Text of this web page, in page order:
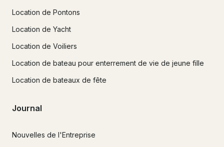
Location de Pontons
Location de Yacht
Location de Voiliers
Location de bateau pour enterrement de vie de jeune fille
Location de bateaux de fête
Journal
Nouvelles de l'Entreprise